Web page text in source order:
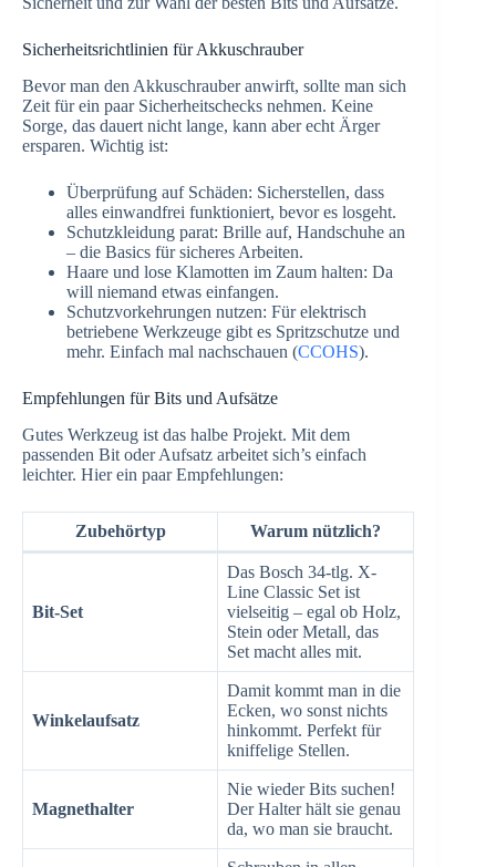
Sicherheitsrichtlinien für Akkuschrauber
Bevor man den Akkuschrauber anwirft, sollte man sich
Zeit für ein paar Sicherheitschecks nehmen. Keine
Sorge, das dauert nicht lange, kann aber echt Ärger
ersparen. Wichtig ist:
Überprüfung auf Schäden: Sicherstellen, dass
alles einwandfrei funktioniert, bevor es losgeht.
Schutzkleidung parat: Brille auf, Handschuhe an
– die Basics für sicheres Arbeiten.
Haare und lose Klamotten im Zaum halten: Da
will niemand etwas einfangen.
Schutzvorkehrungen nutzen: Für elektrisch
betriebene Werkzeuge gibt es Spritzschutze und
mehr. Einfach mal nachschauen (CCOHS).
Empfehlungen für Bits und Aufsätze
Gutes Werkzeug ist das halbe Projekt. Mit dem
passenden Bit oder Aufsatz arbeitet sich’s einfach
leichter. Hier ein paar Empfehlungen:
Zubehörtyp Warum nützlich?
Bit-Set
Das Bosch 34-tlg. X-
Line Classic Set ist
vielseitig – egal ob Holz,
Stein oder Metall, das
Set macht alles mit.
Winkelaufsatz
Damit kommt man in die
Ecken, wo sonst nichts
hinkommt. Perfekt für
kniffelige Stellen.
Magnethalter
Nie wieder Bits suchen!
Der Halter hält sie genau
da, wo man sie braucht.